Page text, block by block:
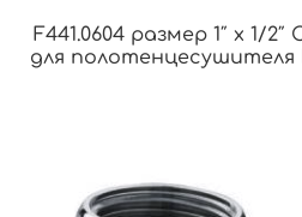
F441.0604 размер 1″ x 1/
для полотенцесушителя